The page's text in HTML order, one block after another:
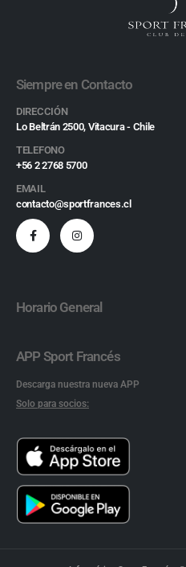
Siempre en Contacto
DIRECCIÓN
Lo Beltrán 2500, Vitacura - Chile
TELEFONO
+56 2 2768 5700
EMAIL
contacto@sportfrances.cl
Horario General
APP Sport Francés
Descarga nuestra nueva APP
Solo para socios: